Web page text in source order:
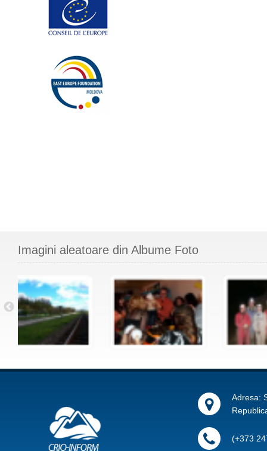
Imagini aleatoare din Albume Foto
Adresa:
(+373